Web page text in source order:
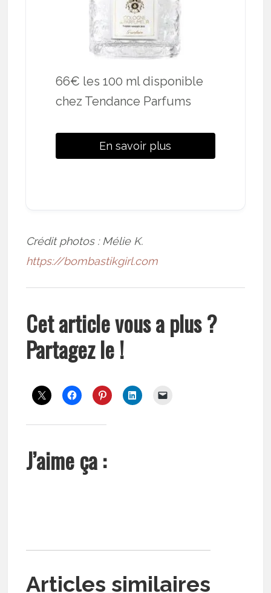
66€ les 100 ml disponible
chez Tendance Parfums
En savoir plus
Crédit photos : Mélie K.
https://bombastikgirl.com
Cet article vous a plus ?
Partagez le !
J’aime ça :
Articles similaires